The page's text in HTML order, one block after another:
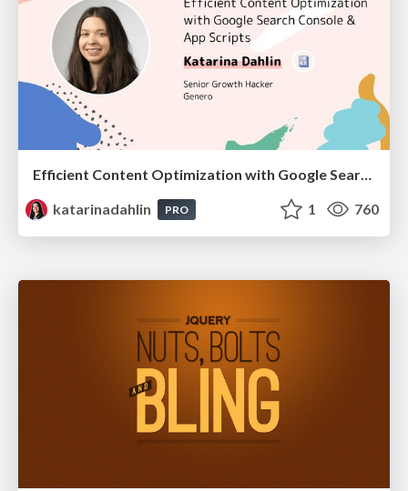
katarinadahlin
PRO 1 760